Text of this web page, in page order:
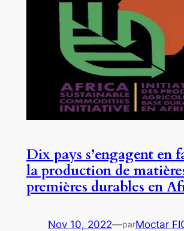
Dix pays s’engagent en
la production de
premières durables en
Nov 10, 2022—parMoctar